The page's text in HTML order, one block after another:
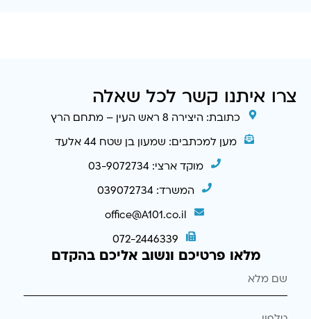
צרו איתנו קשר לכל שאלה
כתובת: היצירה 8 ראש העין – מתחם הרץ
מען למכתבים: שמעון בן שטח 44 אלעד
מוקד ארצי: 03-9072734
המשרד: 039072734
office@A101.co.il
072-2446339
מלאו פרטיכם ונשוב אליכם בהקדם